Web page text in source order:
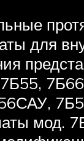
для
мод.